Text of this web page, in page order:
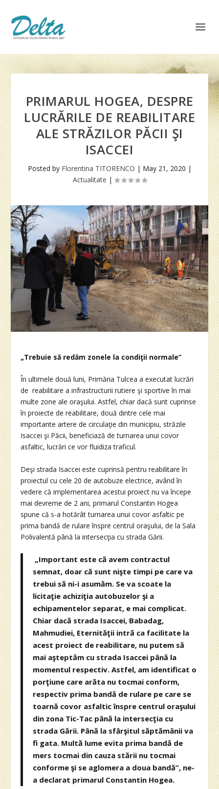
PRIMARUL HOGEA, DESPRE
LUCRĂRILE DE REABILITARE
ALE STRĂZILOR PĂCII ŞI
ISACCEI
Posted by Florentina TITORENCO | May 21, 2020 |
Actualitate |
„Trebuie să redăm zonele la condiţii normale”
În ultimele două luni, Primăria Tulcea a executat lucrări
de reabilitare a infrastructurii rutiere şi sportive în mai
multe zone ale oraşului. Astfel, chiar dacă sunt cuprinse
în proiecte de reabilitare, două dintre cele mai
importante artere de circulaţie din municipiu, străzile
Isaccei şi Păcii, beneficiază de turnarea unui covor
asfaltic, lucrări ce vor fluidiza traficul.
Deşi strada Isaccei este cuprinsă pentru reabilitare în
proiectul cu cele 20 de autobuze electrice, având în
vedere că implementarea acestui proiect nu va începe
mai devreme de 2 ani, primarul Constantin Hogea
spune că s-a hotărât turnarea unui covor asfaltic pe
prima bandă de rulare înspre centrul oraşului, de la Sala
Polivalentă până la intersecţia cu strada Gării.
„Important este că avem contractul
semnat, doar că sunt nişte timpi pe care va
trebui să ni-i asumăm. Se va scoate la
licitaţie achiziţia autobuzelor şi a
echipamentelor separat, e mai complicat.
Chiar dacă strada Isaccei, Babadag,
Mahmudiei, Eternităţii intră ca facilitate la
acest proiect de reabilitare, nu putem să
mai aşteptăm cu strada Isaccei până la
momentul respectiv. Astfel, am identificat o
porţiune care arăta nu tocmai conform,
respectiv prima bandă de rulare pe care se
toarnă covor asfaltic înspre centrul oraşului
din zona Tic-Tac până la intersecţia cu
strada Gării. Până la sfârşitul săptămânii va
fi gata. Multă lume evita prima bandă de
mers tocmai din cauza stării nu tocmai
conforme şi se aglomera a doua bandă”, ne-
a declarat primarul Constantin Hogea.